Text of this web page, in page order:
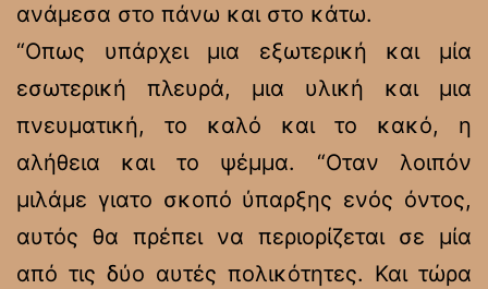
ανάμεσα στο πάνω και στο κάτω.
“Οπως υπάρχει μια εξωτερική και μία
εσωτερική πλευρά, μια υλική και μια
πνευματική, το καλό και το κακό, η
αλήθεια και το ψέμμα. “Οταν λοιπόν
μιλάμε γιατο σκοπό ύπαρξης ενός όντος,
αυτός θα πρέπει να περιορίζεται σε μία
από τις δύο αυτές πολικότητες. Και τώρα